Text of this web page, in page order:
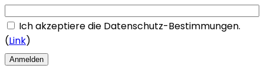
Ich akzeptiere die Datenschutz-Bestimmungen.
(Link)